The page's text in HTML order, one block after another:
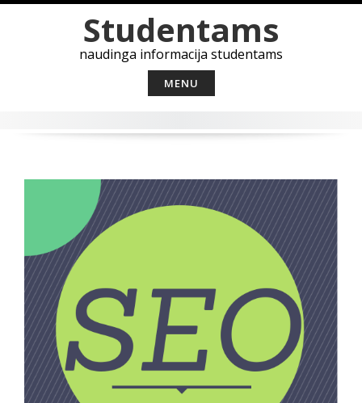
to
content
Studentams
naudinga informacija studentams
MENU